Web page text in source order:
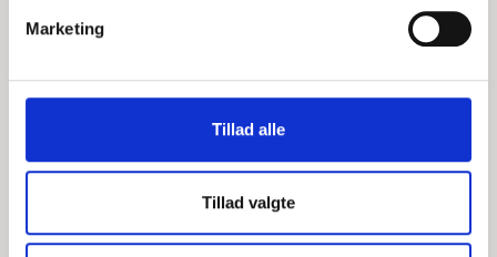
Marketing
Tillad alle
Tillad valgte
MOTORPROBLEMER